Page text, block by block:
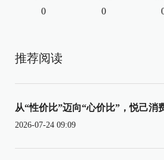
0 0
推荐阅读
从“性价比”迈向“心价比”，悦己消
2026-07-24 09:09